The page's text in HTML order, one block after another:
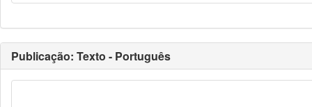
Publicação: Texto - Português